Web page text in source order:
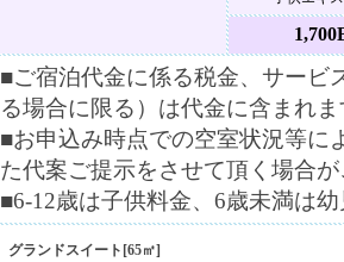
■ご宿泊代金に係る税金、サービ
る場合に限る）は代金に含まれま
■お申込み時点での空室状況等に
た代案ご提示をさせて頂く場合
■6-12歳は子供料金、6歳未満は
グランドスイート[65㎡]